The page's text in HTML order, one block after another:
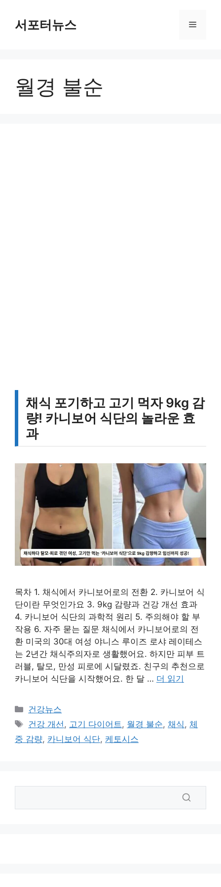
서포터뉴스 메
월경 불순
채식 포기하고 고기 먹자 9kg 감
량! 카니보어 식단의 놀라운 효
과
목차 1. 채식에서 카니보어로의 전환 2. 카니보어 식
단이란 무엇인가요 3. 9kg 감량과 건강 개선 효과
4. 카니보어 식단의 과학적 원리 5. 주의해야 할 부
작용 6. 자주 묻는 질문 채식에서 카니보어로의 전
환 미국의 30대 여성 야니스 루이즈 로샤 레이테스
는 2년간 채식주의자로 생활했어요. 하지만 피부 트
러블, 탈모, 만성 피로에 시달렸죠. 친구의 추천으로
카니보어 식단을 시작했어요. 한 달 … 더 읽기
카
테
리
건강뉴스
태
그
건강 개선 , 고기 다이어트 , 월경 불순, 채식 , 체
중 감량, 카니보어 식단, 케토시스